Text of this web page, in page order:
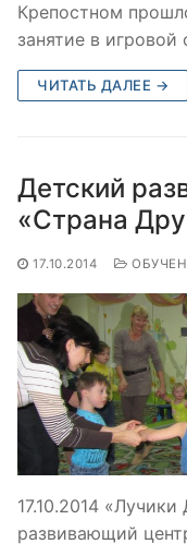
Крепостном
занятие в
ЧИТАТЬ ДАЛЕЕ →
Детский
«Страна
17.10.2014
17.10.2014
развивающий